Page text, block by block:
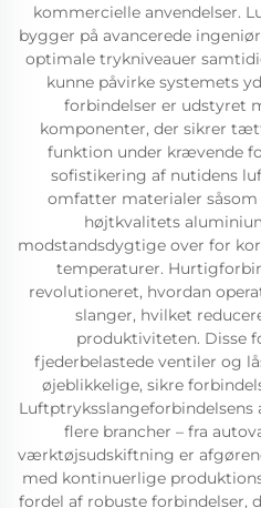
kommercielle anvendelser.
bygger på avancerede
optimale trykniveauer
kunne påvirke systemets
forbindelser er udstyret
komponenter, der sikrer
funktion under krævende
sofistikering af nutidens
omfatter materialer
højtkvalitets
modstandsdygtige over for
temperaturer.
revolutioneret, hvordan
slanger, hvilket
produktiviteten. Disse
fjederbelastede ventiler og
øjeblikkelige, sikre
flere brancher – fra
værktøjsudskiftning er
med kontinuerlige
fordel af robuste forbindelser,